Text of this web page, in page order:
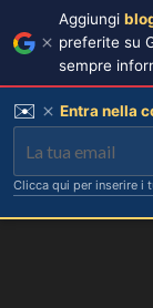
Aggiungi
preferite su
sempre
✉️ Entra nella
Clicca qui per inserire i